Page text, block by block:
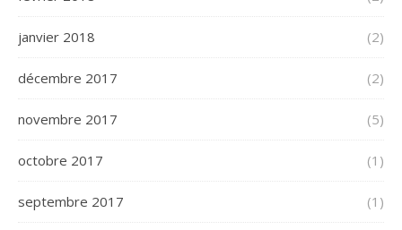
janvier 2018 (2)
décembre 2017 (2)
novembre 2017 (5)
octobre 2017 (1)
septembre 2017 (1)